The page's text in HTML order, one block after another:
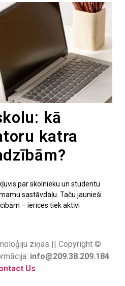
kā
katra
par skolnieku un studentu
sastāvdaļu. Taču jaunieši
– ierīces tiek aktīvi
ziņas || Copyright ©
info@209.38.209.184
Us